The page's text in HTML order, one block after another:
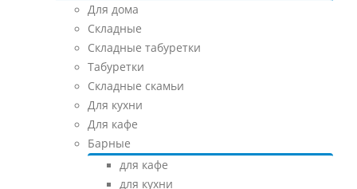
Для дома
Складные
Складные табуретки
Табуретки
Складные скамьи
Для кухни
Для кафе
Барные
для кафе
для кухни